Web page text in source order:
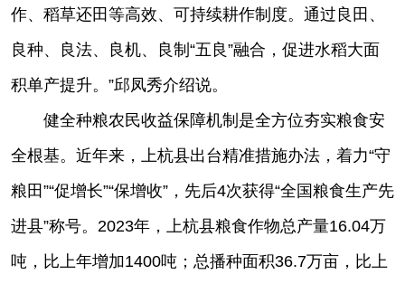
作、稻草还田等高效、可持续耕作制度。通过良田、
良种、良法、良机、良制“五良”融合，促进水稻大面
积单产提升。”邱凤秀介绍说。
健全种粮农民收益保障机制是全方位夯实粮食安
全根基。近年来，上杭县出台精准措施办法，着力“守
粮田”“促增长”“保增收”，先后4次获得“全国粮食生产先
进县”称号。2023年，上杭县粮食作物总产量16.04万
吨，比上年增加1400吨；总播种面积36.7万亩，比上